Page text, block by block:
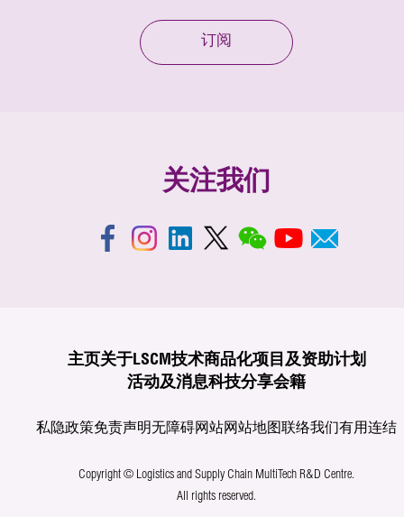
订阅
关注我们
主页关于LSCM技术商品化项目及资助计划
活动及消息科技分享会籍
私隐政策免责声明无障碍网站网站地图联络我们有用连结
Copyright © Logistics and Supply Chain MultiTech R&D Centre.
All rights reserved.